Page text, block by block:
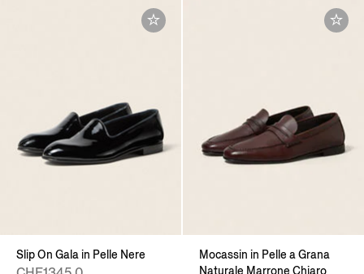
Slip On Gala in Pelle Nere
Mocassin in Pelle a Grana
Naturale Marrone Chiaro